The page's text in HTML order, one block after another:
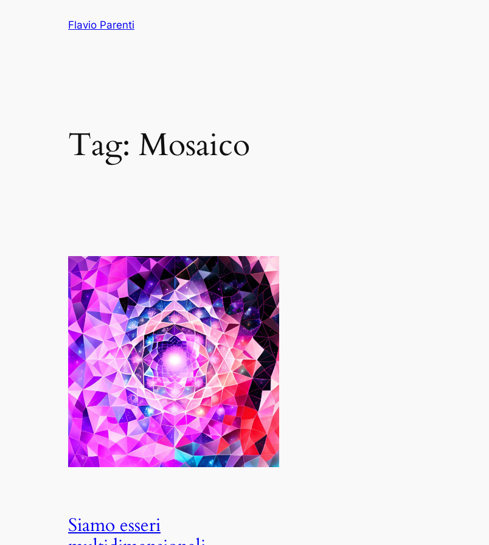
Flavio Parenti
Tag: Mosaico
Siamo esseri